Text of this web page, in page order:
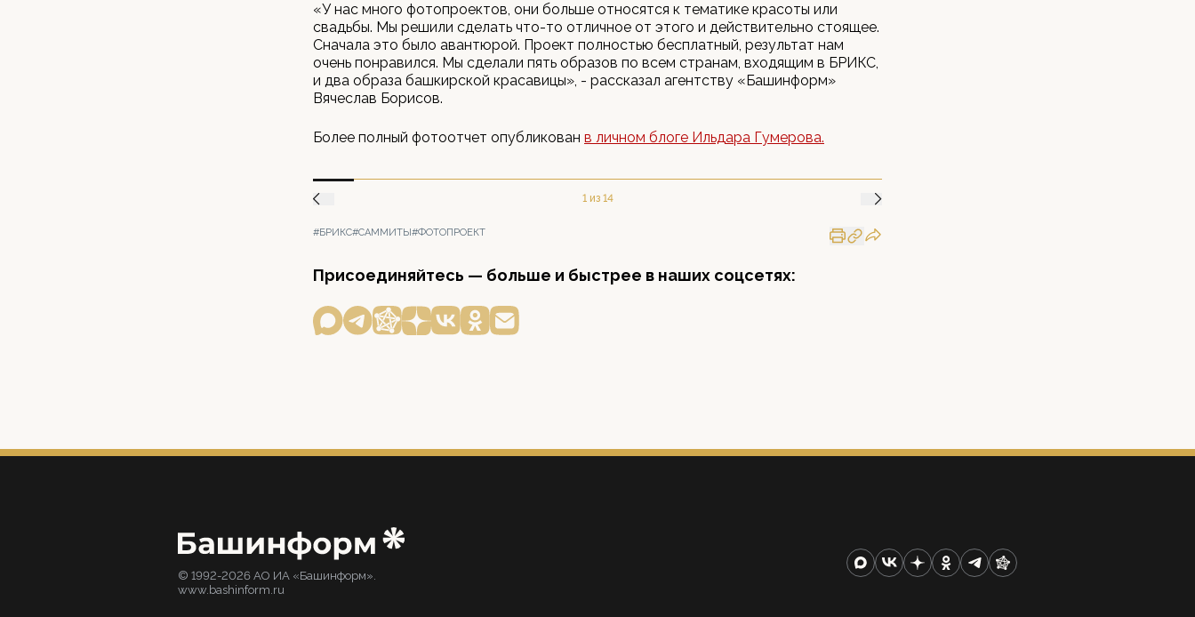
«У нас много фотопроектов, они больше относятся к тематике красоты или
свадьбы. Мы решили сделать что-то отличное от этого и действительно стоящее.
Сначала это было авантюрой. Проект полностью бесплатный, результат нам
очень понравился. Мы сделали пять образов по всем странам, входящим в БРИКС,
и два образа башкирской красавицы», - рассказал агентству «Башинформ»
Вячеслав Борисов.
Более полный фотоотчет опубликован в личном блоге Ильдара Гумерова.
1 из 14
#БРИКС#САММИТЫ#ФОТОПРОЕКТ
Присоединяйтесь — больше и быстрее в наших соцсетях:
© 1992-2026 АО ИА «Башинформ».
www.bashinform.ru